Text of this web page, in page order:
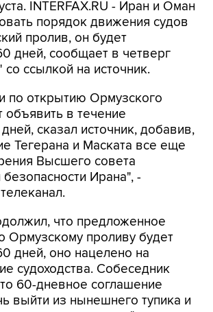
пролив, он будет
дней, сообщает в четверг
ссылкой на источник.
по открытию Ормузского
сказал источник, добавив,
Тегерана и Маската все еще
Высшего совета
Ирана", -
что предложенное
дней, оно нацелено на
судоходства. Собеседник
60-дневное соглашение
выйти из нынешнего тупика и
переговоры", -
Арабийя".